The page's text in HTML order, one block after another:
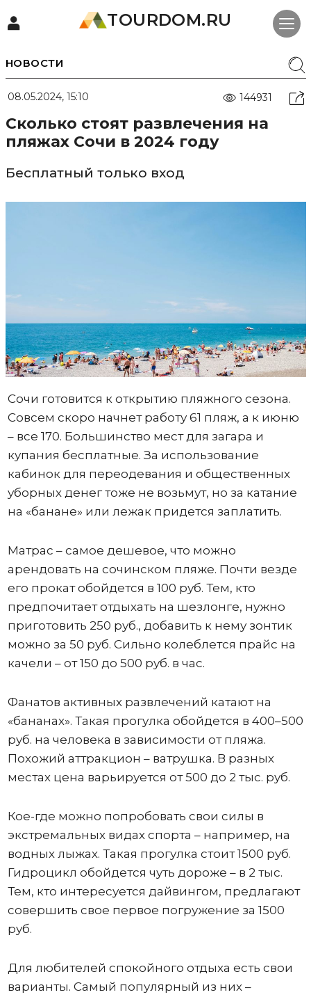
TOURDOM.RU
НОВОСТИ
08.05.2024, 15:10 144931
Сколько стоят развлечения на
пляжах Сочи в 2024 году
Бесплатный только вход
Сочи готовится к открытию пляжного сезона.
Совсем скоро начнет работу 61 пляж, а к июню
– все 170. Большинство мест для загара и
купания бесплатные. За использование
кабинок для переодевания и общественных
уборных денег тоже не возьмут, но за катание
на «банане» или лежак придется заплатить.
Матрас – самое дешевое, что можно
арендовать на сочинском пляже. Почти везде
его прокат обойдется в 100 руб. Тем, кто
предпочитает отдыхать на шезлонге, нужно
приготовить 250 руб., добавить к нему зонтик
можно за 50 руб. Сильно колеблется прайс на
качели – от 150 до 500 руб. в час.
Фанатов активных развлечений катают на
«бананах». Такая прогулка обойдется в 400–500
руб. на человека в зависимости от пляжа.
Похожий аттракцион – ватрушка. В разных
местах цена варьируется от 500 до 2 тыс. руб.
Кое-где можно попробовать свои силы в
экстремальных видах спорта – например, на
водных лыжах. Такая прогулка стоит 1500 руб.
Гидроцикл обойдется чуть дороже – в 2 тыс.
Тем, кто интересуется дайвингом, предлагают
совершить свое первое погружение за 1500
руб.
Для любителей спокойного отдыха есть свои
варианты. Самый популярный из них –